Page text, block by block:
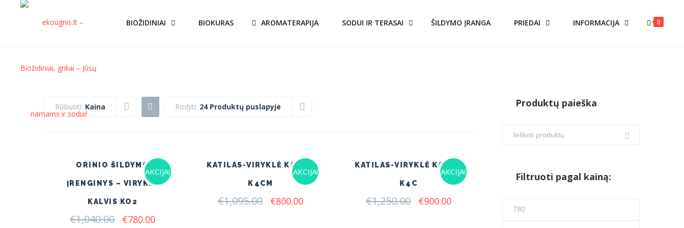
0
BIOŽIDINIAI BIOKURAS AROMATERAPIJA SODUI IR TERASAI ŠILDYMO ĮRANGA PRIEDAI INFORMACIJA
Rūšiuoti: Kaina Rodyti: 24 Produktų puslapyje
AKCIJA!
ORINIO ŠILDYMO
ĮRENGINYS – VIRYKLĖ
KALVIS KO2
€1,040.00 Original
€780.00Current
AKCIJA!
KATILAS-VIRYKLĖ KALVIS
K4CM
€1,095.00 Original
€800.00Current
AKCIJA!
KATILAS-VIRYKLĖ KALVIS
K4C
€1,250.00 Original
€900.00Current
Produktų paieška
Filtruoti pagal kainą: